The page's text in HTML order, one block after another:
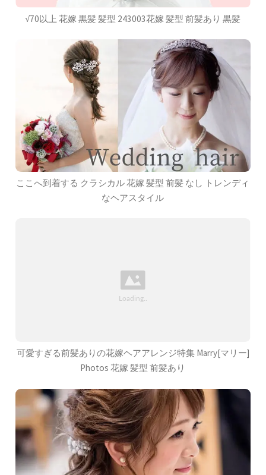
√70以上 花嫁 黒髪 髪型 243003花嫁 髪型 前髪あり 黒髪
ここへ到着する クラシカル 花嫁 髪型 前髪 なし トレンディ
なヘアスタイル
可愛すぎる前髪ありの花嫁ヘアアレンジ特集 Marry[マリー]
Photos 花嫁 髪型 前髪あり